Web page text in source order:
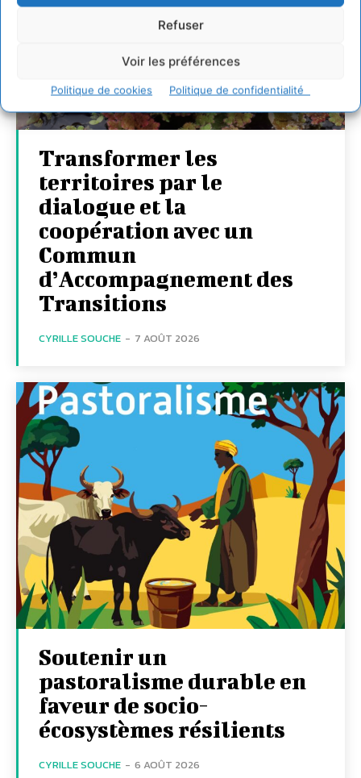
Refuser
Voir les préférences
Politique de cookies Politique de confidentialité
Transformer les
territoires par le
dialogue et la
coopération avec un
Commun
d’Accompagnement des
Transitions
CYRILLE SOUCHE - 7 AOÛT 2026
Soutenir un
pastoralisme durable en
faveur de socio-
écosystèmes résilients
CYRILLE SOUCHE - 6 AOÛT 2026